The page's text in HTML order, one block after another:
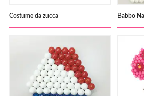
Costume da zucca Babbo